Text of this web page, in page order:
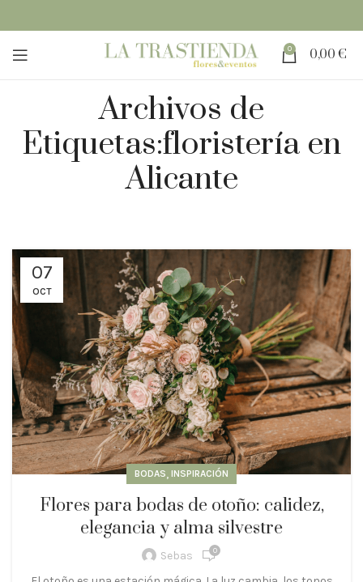
0 0,00 €
Archivos de
Etiquetas:floristería en
Alicante
07
OCT
BODAS, INSPIRACIÓN
Flores para bodas de otoño: calidez,
elegancia y alma silvestre
Sebas 0